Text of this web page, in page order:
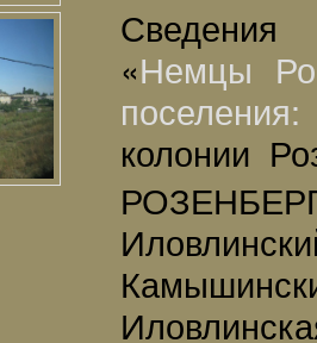
«Немцы
колонии